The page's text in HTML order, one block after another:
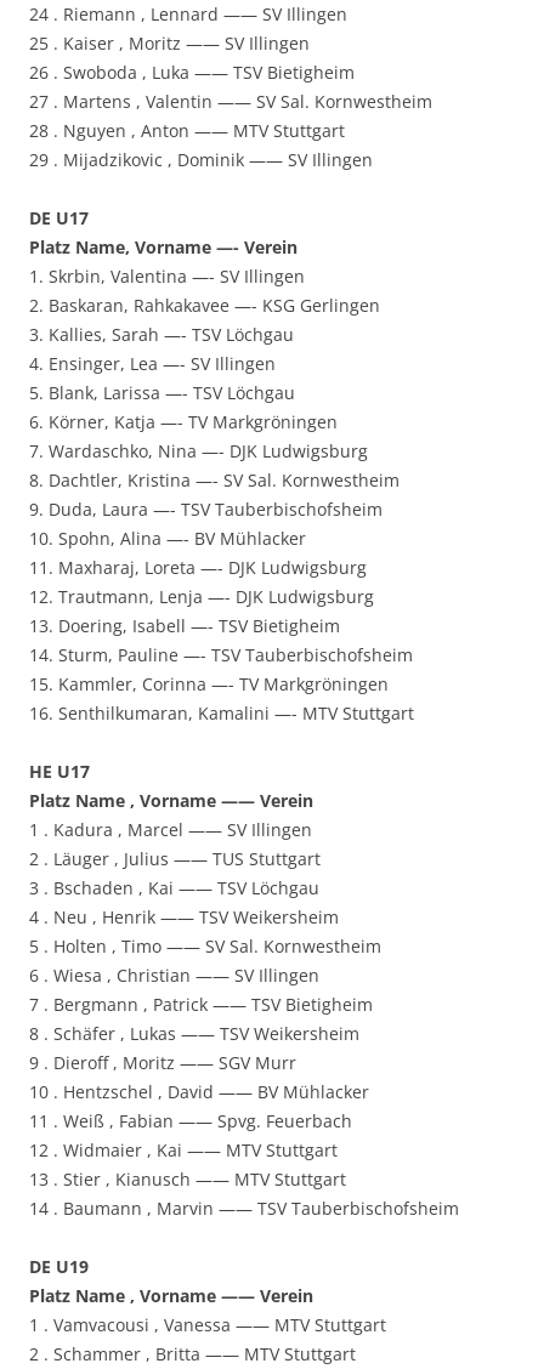
24 . Riemann , Lennard —— SV Illingen
25 . Kaiser , Moritz —— SV Illingen
26 . Swoboda , Luka —— TSV Bietigheim
27 . Martens , Valentin —— SV Sal. Kornwestheim
28 . Nguyen , Anton —— MTV Stuttgart
29 . Mijadzikovic , Dominik —— SV Illingen
DE U17
Platz Name, Vorname —- Verein
1. Skrbin, Valentina —- SV Illingen
2. Baskaran, Rahkakavee —- KSG Gerlingen
3. Kallies, Sarah —- TSV Löchgau
4. Ensinger, Lea —- SV Illingen
5. Blank, Larissa —- TSV Löchgau
6. Körner, Katja —- TV Markgröningen
7. Wardaschko, Nina —- DJK Ludwigsburg
8. Dachtler, Kristina —- SV Sal. Kornwestheim
9. Duda, Laura —- TSV Tauberbischofsheim
10. Spohn, Alina —- BV Mühlacker
11. Maxharaj, Loreta —- DJK Ludwigsburg
12. Trautmann, Lenja —- DJK Ludwigsburg
13. Doering, Isabell —- TSV Bietigheim
14. Sturm, Pauline —- TSV Tauberbischofsheim
15. Kammler, Corinna —- TV Markgröningen
16. Senthilkumaran, Kamalini —- MTV Stuttgart
HE U17
Platz Name , Vorname —— Verein
1 . Kadura , Marcel —— SV Illingen
2 . Läuger , Julius —— TUS Stuttgart
3 . Bschaden , Kai —— TSV Löchgau
4 . Neu , Henrik —— TSV Weikersheim
5 . Holten , Timo —— SV Sal. Kornwestheim
6 . Wiesa , Christian —— SV Illingen
7 . Bergmann , Patrick —— TSV Bietigheim
8 . Schäfer , Lukas —— TSV Weikersheim
9 . Dieroff , Moritz —— SGV Murr
10 . Hentzschel , David —— BV Mühlacker
11 . Weiß , Fabian —— Spvg. Feuerbach
12 . Widmaier , Kai —— MTV Stuttgart
13 . Stier , Kianusch —— MTV Stuttgart
14 . Baumann , Marvin —— TSV Tauberbischofsheim
DE U19
Platz Name , Vorname —— Verein
1 . Vamvacousi , Vanessa —— MTV Stuttgart
2 . Schammer , Britta —— MTV Stuttgart